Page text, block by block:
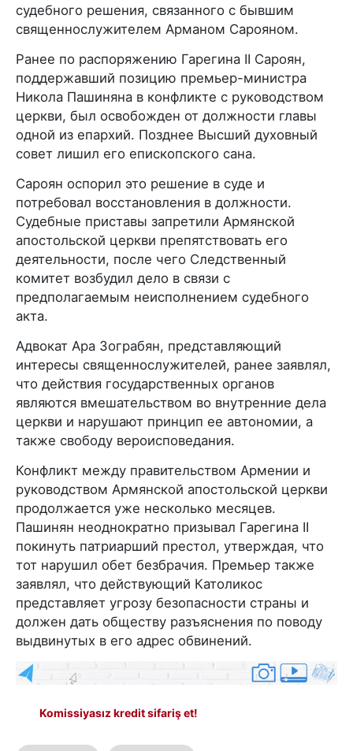
судебного решения, связанного с бывшим
священнослужителем Арманом Сарояном.
Ранее по распоряжению Гарегина II Сароян,
поддержавший позицию премьер-министра
Никола Пашиняна в конфликте с руководством
церкви, был освобожден от должности главы
одной из епархий. Позднее Высший духовный
совет лишил его епископского сана.
Сароян оспорил это решение в суде и
потребовал восстановления в должности.
Судебные приставы запретили Армянской
апостольской церкви препятствовать его
деятельности, после чего Следственный
комитет возбудил дело в связи с
предполагаемым неисполнением судебного
акта.
Адвокат Ара Зограбян, представляющий
интересы священнослужителей, ранее заявлял,
что действия государственных органов
являются вмешательством во внутренние дела
церкви и нарушают принцип ее автономии, а
также свободу вероисповедания.
Конфликт между правительством Армении и
руководством Армянской апостольской церкви
продолжается уже несколько месяцев.
Пашинян неоднократно призывал Гарегина II
покинуть патриарший престол, утверждая, что
тот нарушил обет безбрачия. Премьер также
заявлял, что действующий Католикос
представляет угрозу безопасности страны и
должен дать обществу разъяснения по поводу
выдвинутых в его адрес обвинений.
Komissiyasız kredit sifariş et!